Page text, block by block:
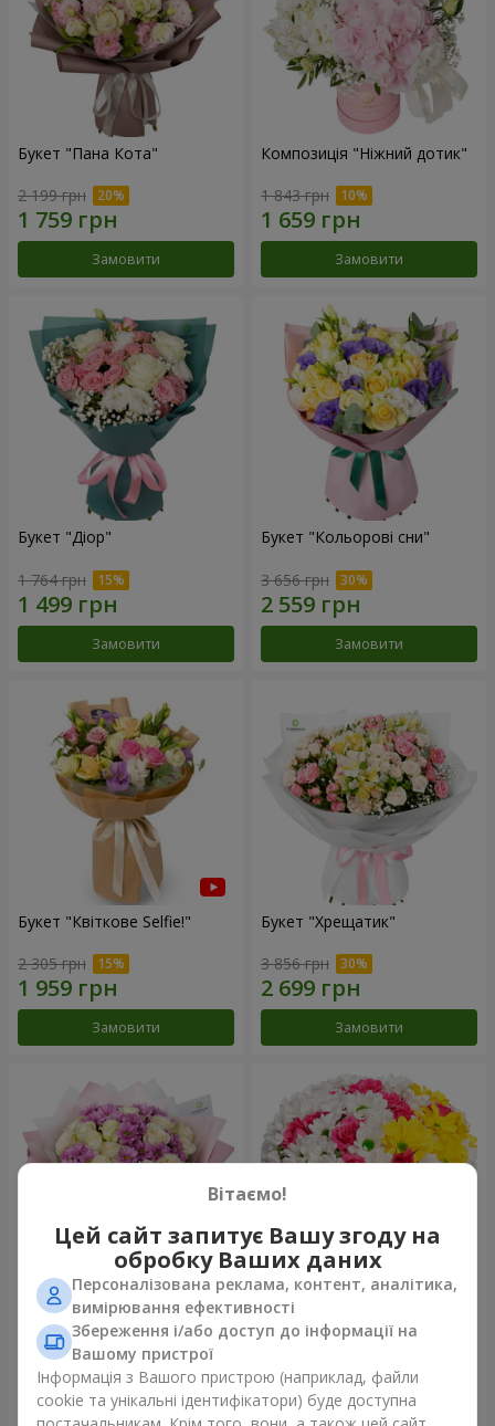
Букет "Пана Кота"
2 199 грн
Замовити
Композиція "Ніжний дотик"
1 843 грн
Замовити
Букет "Діор"
1 764 грн
Замовити
Букет "Кольорові сни"
3 656 грн
Замовити
Букет "Квіткове Selfie!"
2 305 грн
Замовити
Букет "Хрещатик"
3 856 грн
Замовити
Букет "Дежавю"
2 540 грн
Замовити
Квіти в коробці "Моє серце"
Замовити
Вітаємо!
Цей сайт запитує Вашу згоду на
обробку Ваших даних
Персоналізована реклама, контент, аналітика,
вимірювання ефективності
Збереження і/або доступ до інформації на
Вашому пристрої
Інформація з Вашого пристрою (наприклад, файли
cookie та унікальні ідентифікатори) буде доступна